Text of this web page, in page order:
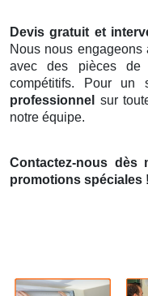
Devis gratuit et
Nous nous engageons
avec des pièces de
compétitifs. Pour un
professionnel
sur
notre équipe.
Contactez-nous dès
promotions spéciales !